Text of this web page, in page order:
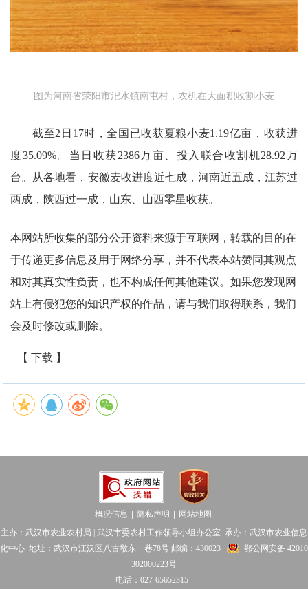
图为河南省荥阳市汜水镇南屯村，农机在大面积收割小麦
截至2日17时，全国已收获夏粮小麦1.19亿亩，收获进
度35.09%。当日收获2386万亩、投入联合收割机28.92万
台。从各地看，安徽麦收进度近七成，河南近五成，江苏过
两成，陕西过一成，山东、山西零星收获。
本网站所收集的部分公开资料来源于互联网，转载的目的在
于传递更多信息及用于网络分享，并不代表本站赞同其观点
和对其真实性负责，也不构成任何其他建议。如果您发现网
站上有侵犯您的知识产权的作品，请与我们取得联系，我们
会及时修改或删除。
【 下载 】
概况信息 隐私声明
网站地图
主办：武汉市农业农村局 | 武汉市委农村工作领导小组办公室 承办：武汉市农业信息
化中心 地址：武汉市江汉区八古墩东一巷78号 邮编：430023
鄂公网安备 42010
302000223号
电话：027-65652315